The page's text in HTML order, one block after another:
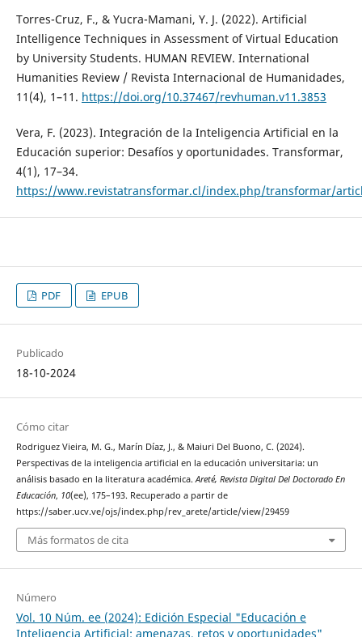
Torres-Cruz, F., & Yucra-Mamani, Y. J. (2022). Artificial
Intelligence Techniques in Assessment of Virtual Education
by University Students. HUMAN REVIEW. International
Humanities Review / Revista Internacional de Humanidades,
11(4), 1–11. https://doi.org/10.37467/revhuman.v11.3853
Vera, F. (2023). Integración de la Inteligencia Artificial en la
Educación superior: Desafíos y oportunidades. Transformar,
4(1), 17–34.
https://www.revistatransformar.cl/index.php/transformar/
PDF EPUB
Publicado
18-10-2024
Cómo citar
Rodriguez Vieira, M. G., Marín Díaz, J., & Maiuri Del Buono, C. (2024).
Perspectivas de la inteligencia artificial en la educación universitaria: un
análisis basado en la literatura académica. Areté, Revista Digital Del Doctorado En
Educación, 10(ee), 175–193. Recuperado a partir de
https://saber.ucv.ve/ojs/index.php/rev_arete/article/view/29459
Más formatos de cita
Número
Vol. 10 Núm. ee (2024): Edición Especial "Educación e
Inteligencia Artificial: amenazas, retos y oportunidades"